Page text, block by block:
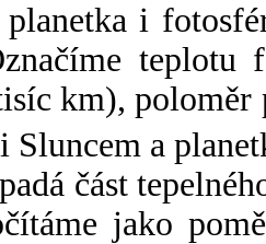
planetka i
km),
Sluncem a
část
jako